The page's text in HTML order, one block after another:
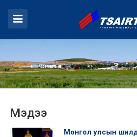
Мэдээ
Монгол улсын